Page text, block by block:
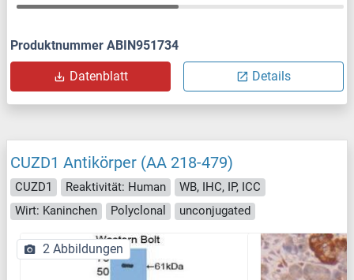
Produktnummer ABIN951734
Datenblatt Details
CUZD1 Antikörper (AA 218-479)
CUZD1 Reaktivität: Human
WB, IHC, IP, ICC
Wirt: Kaninchen
Polyclonal unconjugated
2 Abbildungen